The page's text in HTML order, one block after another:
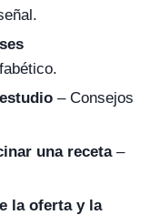
– Consejos
una receta–
la oferta y la